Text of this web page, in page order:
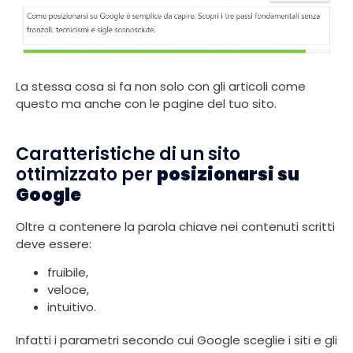
La stessa cosa si fa non solo con gli articoli come
questo ma anche con le pagine del tuo sito.
Caratteristiche di un sito
ottimizzato per posizionarsi su
Google
Oltre a contenere la parola chiave nei contenuti scritti
deve essere:
fruibile,
veloce,
intuitivo.
Infatti i parametri secondo cui Google sceglie i siti e gli